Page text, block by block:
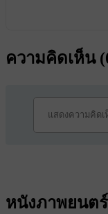
ความคิดเห็น (
หนังภาพยนต